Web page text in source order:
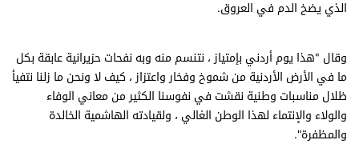
الذي يضخ الدم في العروق.
وقال "هذا يوم أردني بإمتياز ، نتنسم منه وبه نفحات حزيرانية عابقة بكل
ما في الأرض الأردنية من شموخ وفخار واعتزاز ، كيف لا ونحن ما زلنا نتفيأ
ظلال مناسبات وطنية نقشت في نفوسنا الكثير من معاني الوفاء
والولاء والإنتماء لهذا الوطن الغالي ، ولقيادته الهاشمية الخالدة
والمظفرة".